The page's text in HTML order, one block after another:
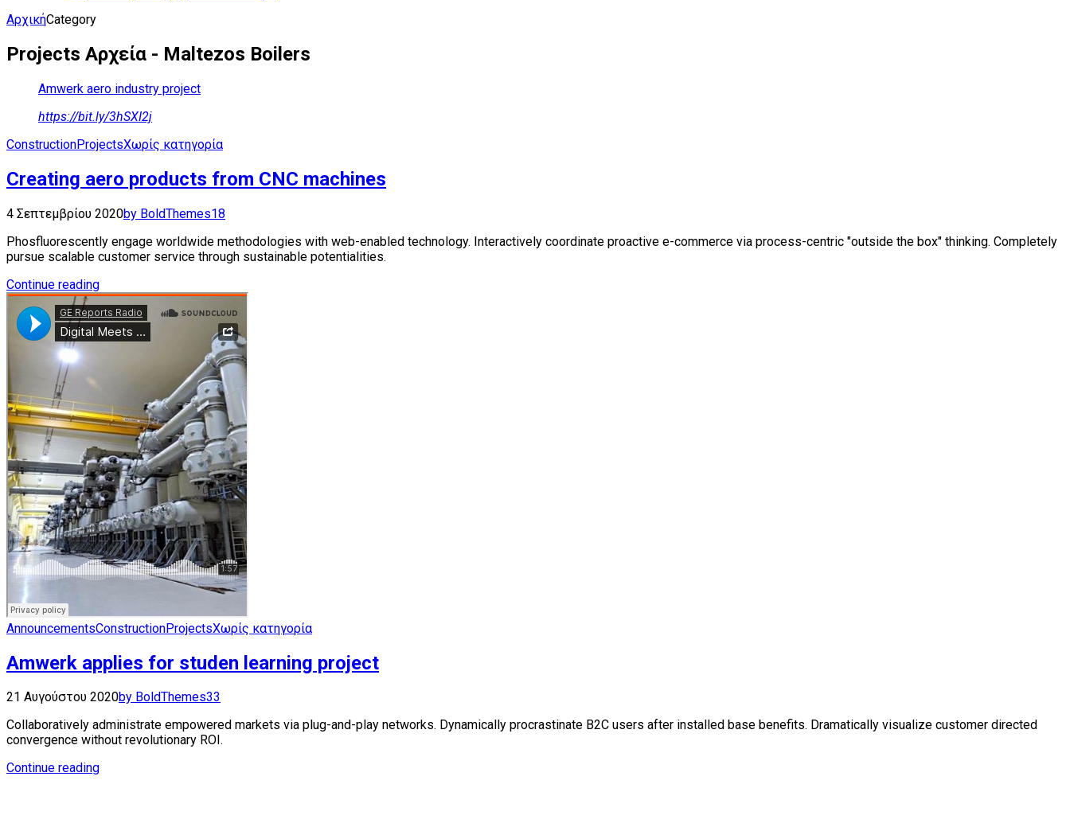
ΑρχικήCategory
Projects Αρχεία - Maltezos Boilers
Amwerk aero industry project
https://bit.ly/3hSXI2j
ConstructionProjectsΧωρίς κατηγορία
Creating aero products from CNC machines
4 Σεπτεμβρίου 2020by BoldThemes18
Phosfluorescently engage worldwide methodologies with web-enabled technology. Interactively coordinate proactive e-commerce via process-centric "outside the box" thinking. Completely
pursue scalable customer service through sustainable potentialities.
Continue reading
AnnouncementsConstructionProjectsΧωρίς κατηγορία
Amwerk applies for studen learning project
21 Αυγούστου 2020by BoldThemes33
Collaboratively administrate empowered markets via plug-and-play networks. Dynamically procrastinate B2C users after installed base benefits. Dramatically visualize customer directed
convergence without revolutionary ROI.
Continue reading